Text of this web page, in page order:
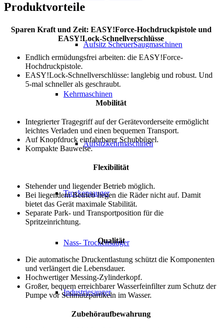
Aufsitz ScheuerSaugmaschinen
Kehrmaschinen
Aufsitzkehrmaschinen
Trockensauger
Nass- Trockensauger
Industriesauger
Produktvorteile
Sparen Kraft und Zeit: EASY!Force-Hochdruckpistole und
EASY!Lock-Schnellverschlüsse
Endlich ermüdungsfrei arbeiten: die EASY!Force-
Hochdruckpistole.
EASY!Lock-Schnellverschlüsse: langlebig und robust. Und
5-mal schneller als geschraubt.
Mobilität
Integrierter Tragegriff auf der Gerätevorderseite ermöglicht
leichtes Verladen und einen bequemen Transport.
Auf Knopfdruck einfahrbarer Schubbügel.
Kompakte Bauweise.
Flexibilität
Stehender und liegender Betrieb möglich.
Bei liegendem Betrieb liegen die Räder nicht auf. Damit
bietet das Gerät maximale Stabilität.
Separate Park- und Transportposition für die
Spritzeinrichtung.
Qualität
Die automatische Druckentlastung schützt die Komponenten
und verlängert die Lebensdauer.
Hochwertiger Messing-Zylinderkopf.
Großer, bequem erreichbarer Wasserfeinfilter zum Schutz der
Pumpe vor Schmutzpartikeln im Wasser.
Zubehöraufbewahrung